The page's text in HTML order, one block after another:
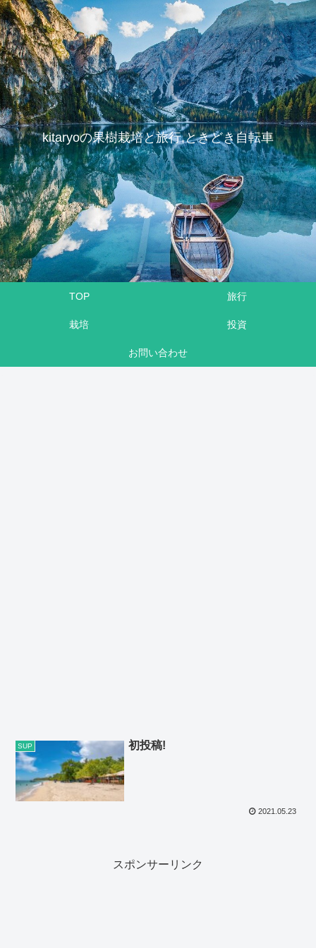
kitaryoの果樹栽培と旅行,ときどき自転車
TOP 旅行
栽培 投資
お問い合わせ
SUP 初投稿!
2021.05.23
スポンサーリンク